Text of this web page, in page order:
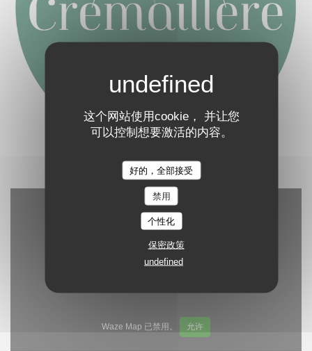
这个网站使用cookie， 并让您
可以控制想要激活的内容。
好的，全部接受
禁用
个性化
保密政策
undefined
Waze Map 已禁用。 允许